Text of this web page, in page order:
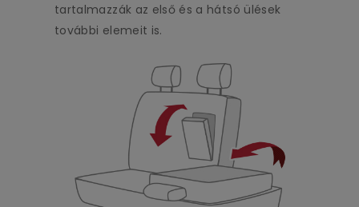
tartalmazzák az első és a hátsó ülések
további elemeit is.